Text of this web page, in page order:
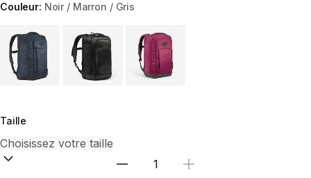
Couleur: Noir / Marron / Gris
Choose a variant
Taille
Sélectionnez la quantité